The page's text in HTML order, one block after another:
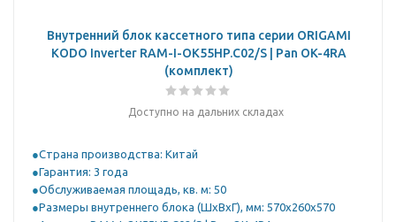
Внутренний блок кассетного типа серии ORIGAMI
KODO Inverter RAM-I-OK55HP.C02/S | Pan OK-4RA
(комплект)
Доступно на дальних складах
Страна производства: Китай
Гарантия: 3 года
Обслуживаемая площадь, кв. м: 50
Размеры внутреннего блока (ШхВхГ), мм: 570x260x570